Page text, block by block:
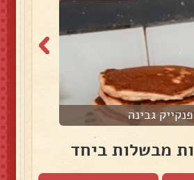
פנקייק גבינה
מבשלות ביחד